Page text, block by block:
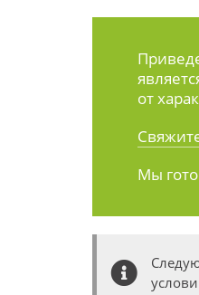
от
Мы